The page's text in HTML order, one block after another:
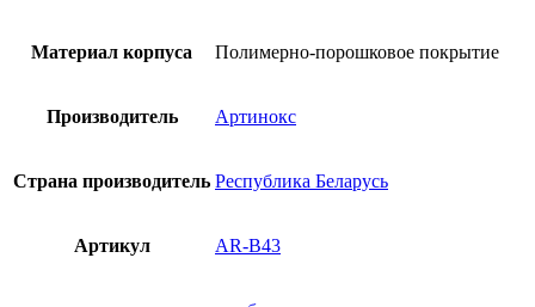
Материал корпуса Полимерно-порошковое покрытие
Производитель Артинокс
Страна производитель Республика Беларусь
Артикул AR-B43